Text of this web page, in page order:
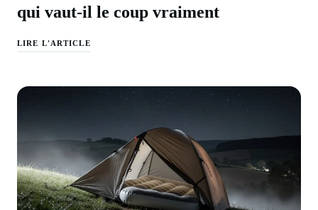
qui vaut-il le coup vraiment
LIRE L'ARTICLE